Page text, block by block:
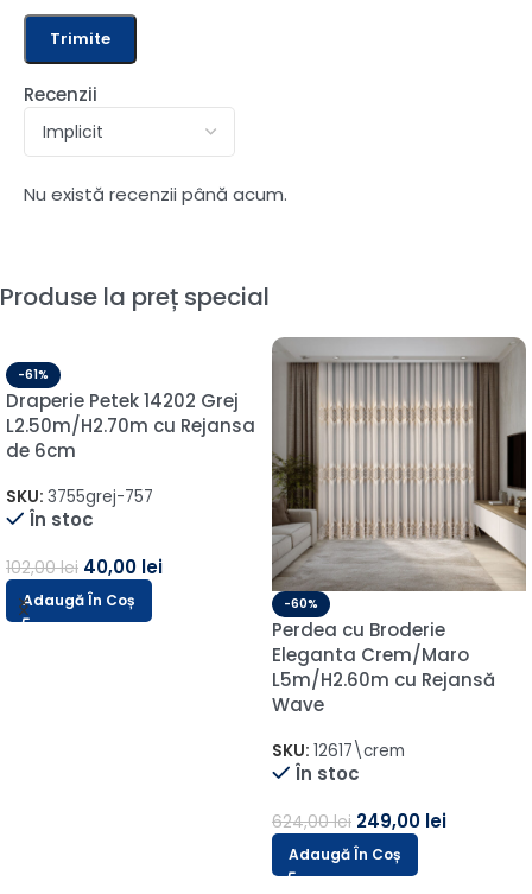
Recenzii
Nu există recenzii până acum.
Produse la preț special
-61%
Draperie Petek 14202 Grej
L2.50m/H2.70m cu Rejansa
de 6cm
SKU: 3755grej-757
În stoc
102,00lei 40,00 lei
Adaugă În Coș -60%
Perdea cu Broderie
Eleganta Crem/Maro
L5m/H2.60m cu Rejansă
Wave
SKU: 12617\crem
În stoc
624,00lei 249,00 lei
Adaugă În Coș